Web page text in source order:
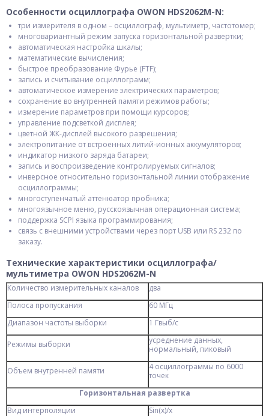
Особенности осциллографа OWON HDS2062M-N:
три измерителя в одном – осциллограф, мультиметр, частотомер;
многовариантный режим запуска горизонтальной развертки;
автоматическая настройка шкалы;
математические вычисления;
быстрое преобразование Фурье (FTF);
запись и считывание осциллограмм;
автоматическое измерение электрических параметров;
сохранение во внутренней памяти режимов работы;
измерение параметров при помощи курсоров;
управление подсветкой дисплея;
цветной ЖК-дисплей высокого разрешения;
электропитание от встроенных литий-ионных аккумуляторов;
индикатор низкого заряда батареи;
запись и воспроизведение контролируемых сигналов;
инверсное относительно горизонтальной линии отображение
осциллограммы;
многоступенчатый аттенюатор пробника;
многоязычное меню, русскоязычная операционная система;
поддержка SCPI языка программирования;
связь с внешними устройствами через порт USB или RS 232 по
заказу.
Технические характеристики осциллографа/
мультиметра OWON HDS2062M-N
Количество измерительных каналов
два
Полоса пропускания
60 МГц
Диапазон частоты выборки
1 Гвыб/с
Режимы выборки
усреднение данных,
нормальный, пиковый
Объем внутренней памяти
4 осциллограммы по 6000
точек
Горизонтальная развертка
Вид интерполяции
Sin(x)/х